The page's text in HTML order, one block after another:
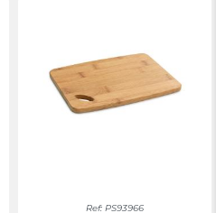
Ref: PS93966